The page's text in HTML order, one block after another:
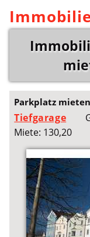
Parkplatz
Tiefgarage
Miete: 130,20